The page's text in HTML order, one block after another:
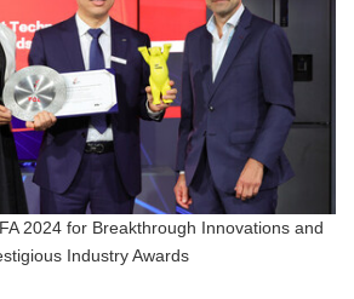
2024 for Breakthrough Innovations and
Industry Awards